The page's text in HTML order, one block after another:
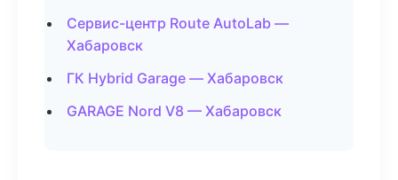
Сервис-центр Route AutoLab —
Хабаровск
ГК Hybrid Garage — Хабаровск
GARAGE Nord V8 — Хабаровск